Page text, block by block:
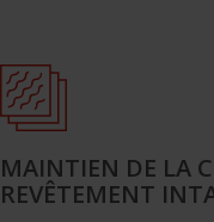
MAINTIEN DE LA
REVÊTEMENT